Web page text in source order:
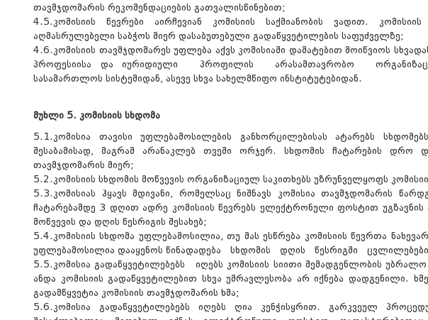
თავმჯდომარის რეკომენდაციების გათვალისწინებით;
4.5.კომისიის წევრები აირჩევიან კომისიის საქმიანობის ვადით.
აღმასრულებელი საბჭოს მიერ დასაბუთებული გადაწყვეტილების საფუძველზე;
4.6.კომისიის თავმჯდომარეს უფლება აქვს კომისიაში დამატებით მოიწვიოს
პროფესიისა და იურიდიული პროფილის არასამთავრობო
სასამართლოს სისტემიდან, ასევე სხვა სახელმწიფო ინსტიტუტებიდან.
მუხლი 5. კომისიის სხდომა
5.1.კომისია თავისი უფლებამოსილების განხორცილებისას ატარებს
შესაბამისად, მაგრამ არანაკლებ თვეში ორჯერ. სხდომის ჩატარების დრო
თავმჯდომარის მიერ;
5.2.კომისიის სხდომის მოწვევის ორგანიზაციულ საკითხებს უზრუნველყოფს
5.3.კომისიას ჰყავს მდივანი, რომელსაც ნიშნავს კომისია თავმჯდომარის
ჩატარებამდე 3 დღით ადრე კომისიის წევრებს ელექტრონული ფოსტით
მოწვევის და დღის წესრიგის შესახებ;
5.4.კომისიის სხდომა უფლებამოსილია, თუ მას ესწრება კომისიის წევრთა
უფლებამოსილია დააყენოს წინადადება სხდომის დღის წესრიგში ცვლილებებისა
5.5.კომისია გადაწყვეტილებებს იღებს კომისიის სიითი შემადგენლობის
ანდა კომისიის გადაწყვეტილებით სხვა უმრავლესობა არ იქნება დადგენილი.
გადამწყვეტია კომისიის თავმჯდომარის ხმა;
5.6.კომისია გადაწყვეტილებებს იღებს ღია კენჭისყრით. გარკვეულ